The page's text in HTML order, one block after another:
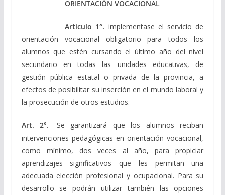
ORIENTACIÓN VOCACIONAL
Artículo 1°. implementase el servicio de
orientación vocacional obligatorio para todos los
alumnos que estén cursando el último año del nivel
secundario en todas las unidades educativas, de
gestión pública estatal o privada de la provincia, a
efectos de posibilitar su inserción en el mundo laboral y
la prosecución de otros estudios.
Art. 2°.- Se garantizará que los alumnos reciban
intervenciones pedagógicas en orientación vocacional,
como mínimo, dos veces al año, para propiciar
aprendizajes significativos que les permitan una
adecuada elección profesional y ocupacional. Para su
desarrollo se podrán utilizar también las opciones